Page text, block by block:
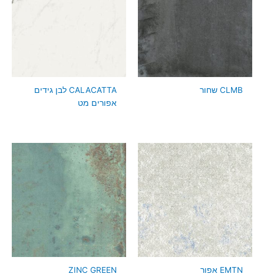
CLMB שחור
CALACATTA לבן גידים
אפורים מט
EMTN אפור ZINC GREEN